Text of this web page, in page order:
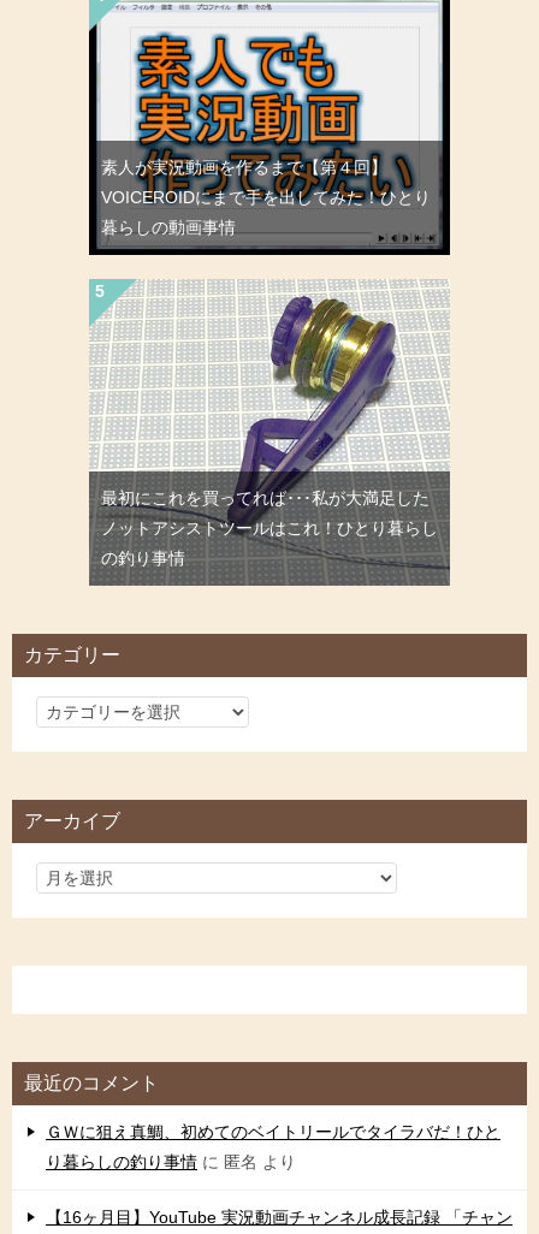
素人が実況動画を作るまで【第４回】
VOICEROIDにまで手を出してみた！ひとり
暮らしの動画事情
最初にこれを買ってれば･･･私が大満足した
ノットアシストツールはこれ！ひとり暮らし
の釣り事情
カテゴリー
カ
リ
アーカイブ
最近のコメント
ＧＷに狙え真鯛、初めてのベイトリールでタイラバだ！ひと
り暮らしの釣り事情 に 匿名 より
【16ヶ月目】YouTube 実況動画チャンネル成長記録 「チャン